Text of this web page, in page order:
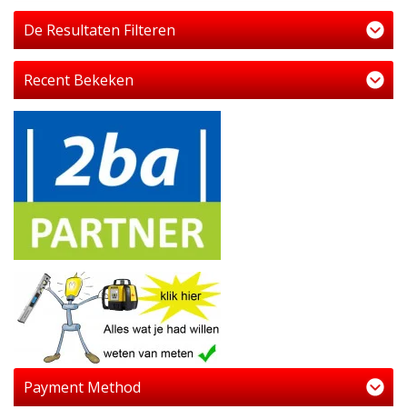
De Resultaten Filteren
Recent Bekeken
Payment Method